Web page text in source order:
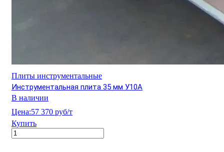
Плиты инструментальные
Инструментальная плита 35 мм У10А
В наличии
Цена:57 370 руб/т
Купить